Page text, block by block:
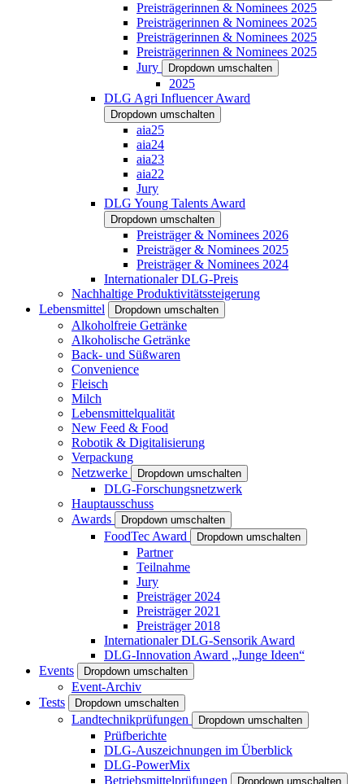
Preisträgerinnen & Nominees 2025
Preisträgerinnen & Nominees 2025
Preisträgerinnen & Nominees 2025
Preisträgerinnen & Nominees 2025
Jury
Dropdown umschalten
2025
DLG Agri Influencer Award
Dropdown umschalten
aia25
aia24
aia23
aia22
Jury
DLG Young Talents Award
Dropdown umschalten
Preisträger & Nominees 2026
Preisträger & Nominees 2025
Preisträger & Nominees 2024
Internationaler DLG-Preis
Nachhaltige Produktivitätssteigerung
Lebensmittel
Dropdown umschalten
Alkoholfreie Getränke
Alkoholische Getränke
Back- und Süßwaren
Convenience
Fleisch
Milch
Lebensmittelqualität
New Feed & Food
Robotik & Digitalisierung
Verpackung
Netzwerke
Dropdown umschalten
DLG-Forschungsnetzwerk
Hauptausschuss
Awards
Dropdown umschalten
FoodTec Award Dropdown umschalten
Partner
Teilnahme
Jury
Preisträger 2024
Preisträger 2021
Preisträger 2018
Internationaler DLG-Sensorik Award
DLG-Innovation Award „Junge Ideen“
Events
Dropdown umschalten
Event-Archiv
Tests
Dropdown umschalten
Landtechnikprüfungen Dropdown umschalten
Prüfberichte
DLG-Auszeichnungen im Überblick
DLG-PowerMix
Betriebsmittelprüfungen
Dropdown umschalten